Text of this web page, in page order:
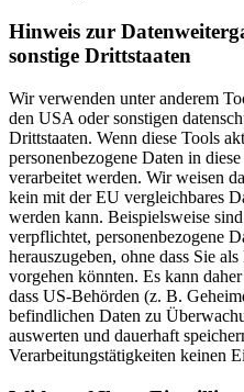
Hinweis zur
sonstige Drittstaaten
Wir verwenden unter anderem
den USA oder sonstigen
Drittstaaten. Wenn diese Tools
personenbezogene Daten in
verarbeitet werden. Wir weisen
kein mit der EU vergleichbares
werden kann. Beispielsweise
verpflichtet, personenbezogene
herauszugeben, ohne dass Sie
vorgehen könnten. Es kann
dass US-Behörden (z. B.
befindlichen Daten zu
auswerten und dauerhaft
Verarbeitungstätigkeiten keinen